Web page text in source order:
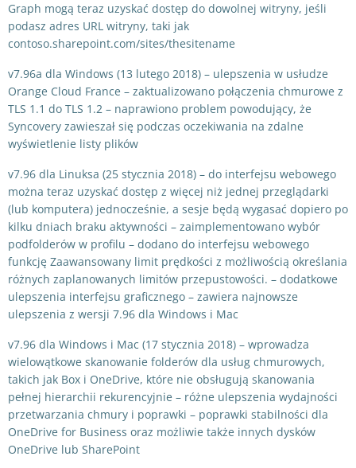
Graph mogą teraz uzyskać dostęp do dowolnej witryny, jeśli
podasz adres URL witryny, taki jak
contoso.sharepoint.com/sites/thesitename
v7.96a dla Windows (13 lutego 2018) – ulepszenia w usłudze
Orange Cloud France – zaktualizowano połączenia chmurowe z
TLS 1.1 do TLS 1.2 – naprawiono problem powodujący, że
Syncovery zawieszał się podczas oczekiwania na zdalne
wyświetlenie listy plików
v7.96 dla Linuksa (25 stycznia 2018) – do interfejsu webowego
można teraz uzyskać dostęp z więcej niż jednej przeglądarki
(lub komputera) jednocześnie, a sesje będą wygasać dopiero po
kilku dniach braku aktywności – zaimplementowano wybór
podfolderów w profilu – dodano do interfejsu webowego
funkcję Zaawansowany limit prędkości z możliwością określania
różnych zaplanowanych limitów przepustowości. – dodatkowe
ulepszenia interfejsu graficznego – zawiera najnowsze
ulepszenia z wersji 7.96 dla Windows i Mac
v7.96 dla Windows i Mac (17 stycznia 2018) – wprowadza
wielowątkowe skanowanie folderów dla usług chmurowych,
takich jak Box i OneDrive, które nie obsługują skanowania
pełnej hierarchii rekurencyjnie – różne ulepszenia wydajności
przetwarzania chmury i poprawki – poprawki stabilności dla
OneDrive for Business oraz możliwie także innych dysków
OneDrive lub SharePoint